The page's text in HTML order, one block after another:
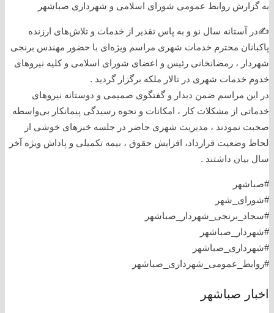
به گزارش روابط عمومی شورای اسلامی و شهرداری صباشهر
✍️در آستانه سال نو و به پاس تقدیر از خدمات و تلاش‌های ارزنده
پاکبانان محترم خدمات شهری مراسم ویژه‌ای با حضور مهندس برنجی
شهردار ، رمضانخانی رئیس و اعضای شورای اسلامی و کلیه نیروهای
خدوم خدمات شهری در تالار ملکه برگزار گردید .
در این مراسم ضمن دیدار و گفتگوی صمیمی و دوستانه نیروهای
خدماتی از مشکلات کار ، امکانات و نحوه رسیدگی پیمانکار بی‌واسطه
صحبت نمودند ، مدیریت شهری حاضر در جلسه خبرهای خوشی از
لحاظ وضعیت قرارداد، افزایش حقوق ، بیمه تکمیلی و پاداش ویژه آخر
سال بیان داشتند .
#صباشهر
#شورای_شهر
#سجاد_برنجی_شهردار_صباشهر
#شهردار_صباشهر
#شهرداری_صباشهر
#روابط_عمومی_شهرداری_صباشهر
اخبار صباشهر